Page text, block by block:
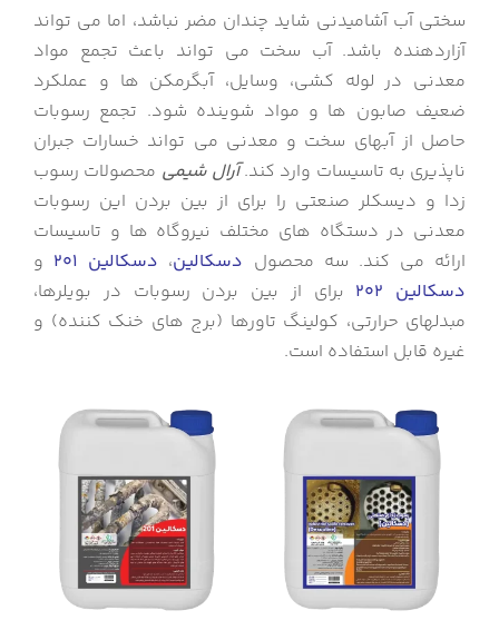
سختی آب آشامیدنی شاید چندان مضر نباشد، اما می تواند
آزاردهنده باشد. آب سخت می تواند باعث تجمع مواد
معدنی در لوله کشی، وسایل، آبگرمکن ها و عملکرد
ضعیف صابون ها و مواد شوینده شود. تجمع رسوبات
حاصل از آبهای سخت و معدنی می تواند خسارات جبران
ناپذیری به تاسیسات وارد کند. آرال شیمی محصولات رسوب
زدا و دیسکلر صنعتی را برای از بین بردن این رسوبات
معدنی در دستگاه های مختلف نیروگاه ها و تاسیسات
ارائه می کند. سه محصول دسکالین، دسکالین 201 و
دسکالین 202
برای از بین بردن رسوبات در بویلرها،
مبدلهای حرارتی، کولینگ تاورها (برج های خنک کننده) و
غیره قابل استفاده است.